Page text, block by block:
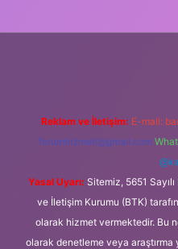
Reklam ve İletişim: E-mail:
forumhizmeti@gmail.com
Yasal Uyarı: Sitemiz, 5651
ve İletişim Kurumu (BTK)
olarak hizmet vermektedir. Bu
olarak denetleme veya araştırma